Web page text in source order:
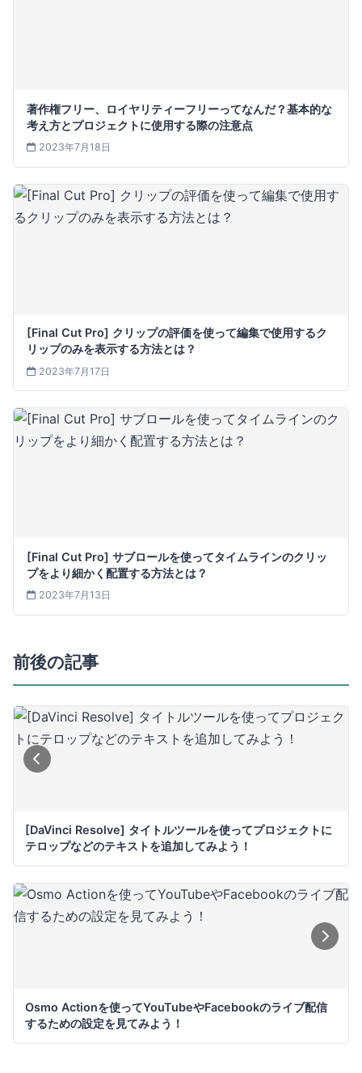
著作権フリー、ロイヤリティーフリーってなんだ？基本的な
考え方とプロジェクトに使用する際の注意点
2023年7月18日
[Final Cut Pro] クリップの評価を使って編集で使用するク
リップのみを表示する方法とは？
2023年7月17日
[Final Cut Pro] サブロールを使ってタイムラインのクリッ
プをより細かく配置する方法とは？
2023年7月13日
前後の記事
[DaVinci Resolve] タイトルツールを使ってプロジェクトに
テロップなどのテキストを追加してみよう！
Osmo Actionを使ってYouTubeやFacebookのライブ配信
するための設定を見てみよう！